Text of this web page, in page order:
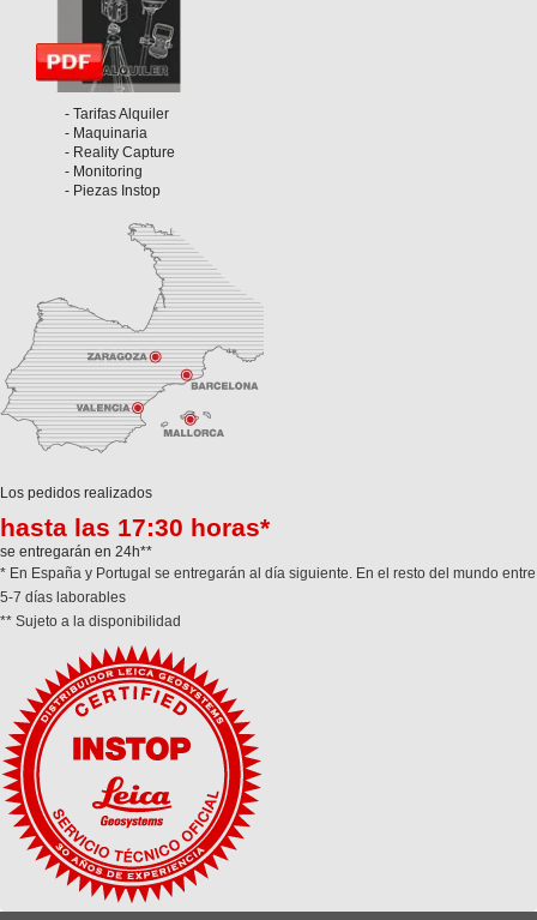
- Tarifas Alquiler
- Maquinaria
- Reality Capture
- Monitoring
- Piezas Instop
Los pedidos realizados
hasta las 17:30 horas*
se entregarán en 24h**
* En España y Portugal se entregarán al día siguiente. En el resto del mundo entre
5-7 días laborables
** Sujeto a la disponibilidad